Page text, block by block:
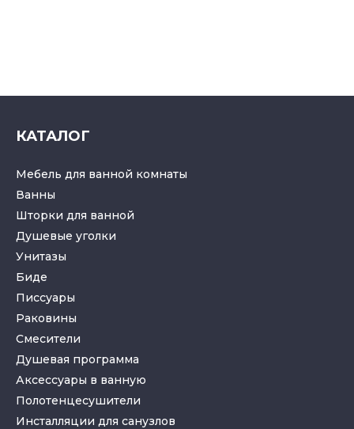
КАТАЛОГ
Мебель для ванной комнаты
Ванны
Шторки для ванной
Душевые уголки
Унитазы
Биде
Писсуары
Раковины
Смесители
Душевая программа
Аксессуары в ванную
Полотенцесушители
Инсталляции для санузлов